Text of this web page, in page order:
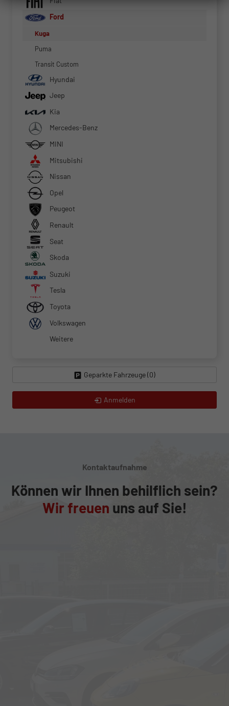
Ford
Kuga
Puma
Transit Custom
Hyundai
Jeep
Kia
Mercedes-Benz
MINI
Mitsubishi
Nissan
Opel
Peugeot
Renault
Seat
Skoda
Suzuki
Tesla
Toyota
Volkswagen
Weitere
Geparkte Fahrzeuge (0)
Anmelden
Kontaktaufnahme
Können wir Ihnen behilflich sein?
Wir freuen uns auf Sie!